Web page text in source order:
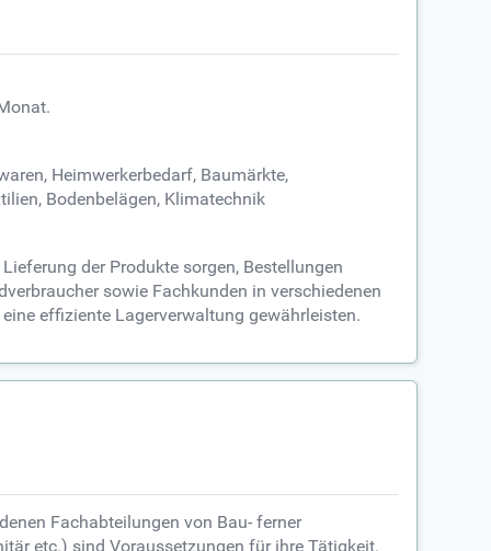
Heimwerkerbedarf, Baumärkte,
Bodenbelägen, Klimatechnik
der Produkte sorgen, Bestellungen
sowie Fachkunden in verschiedenen
effiziente Lagerverwaltung gewährleisten.
Fachabteilungen von Bau- ferner
etc.) sind Voraussetzungen für ihre Tätigkeit.